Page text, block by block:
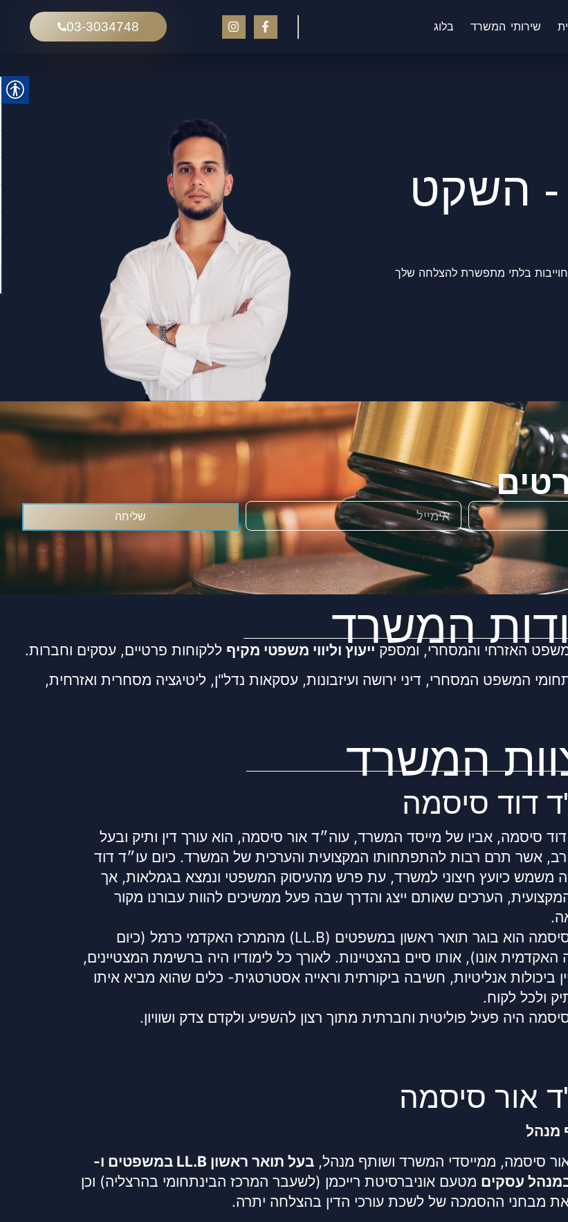
שירותי המשרד בלוג 03-3034748
- השקט
מחוייבות בלתי מתפשרת להצלחה שלך
שליחה
המשרד
האזרחי והמסחרי, ומספק ייעוץ וליווי משפטי מקיף ללקוחות פרטיים, עסקים וחברות.
המשפט המסחרי, דיני ירושה ועיזבונות, עסקאות נדל"ן, ליטיגציה מסחרית ואזרחית,
המשרד
דוד סיסמה
סיסמה, אביו של מייסד המשרד, עוה״ד אור סיסמה, הוא עורך דין ותיק ובעל
רב, אשר תרם רבות להתפתחותו המקצועית והערכית של המשרד. כיום עו״ד דוד
משמש כיועץ חיצוני למשרד, עת פרש מהעיסוק המשפטי ונמצא בגמלאות, אך
הערכים שאותם ייצג והדרך שבה פעל ממשיכים להוות עבורנו מקור
עו"ד סיסמה הוא בוגר תואר ראשון במשפטים (LL.B) מהמרכז האקדמי כרמל (כיום
האקדמית אונו), אותו סיים בהצטיינות. לאורך כל לימודיו היה ברשימת המצטיינים,
ביכולות אנליטיות, חשיבה ביקורתית וראייה אסטרטגית- כלים שהוא מביא איתו
ולכל לקוח.
היה פעיל פוליטית וחברתית מתוך רצון להשפיע ולקדם צדק ושוויון.
אור סיסמה
מנהל
סיסמה, ממייסדי המשרד ושותף מנהל,
בעל תואר ראשון LL.B במשפטים ו-
מטעם אוניברסיטת רייכמן (לשעבר המרכז הבינתחומי בהרצליה) וכן
את מבחני ההסמכה של לשכת עורכי הדין בהצלחה יתרה.